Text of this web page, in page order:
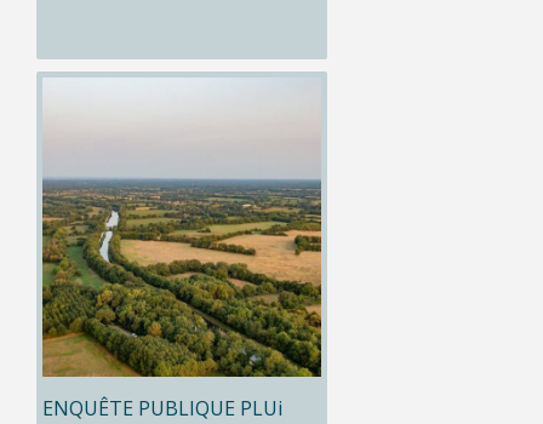
ENQUÊTE PUBLIQUE PLUi